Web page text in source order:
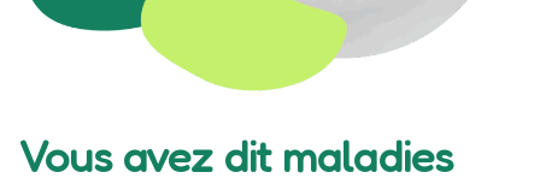
Vous avez dit maladies